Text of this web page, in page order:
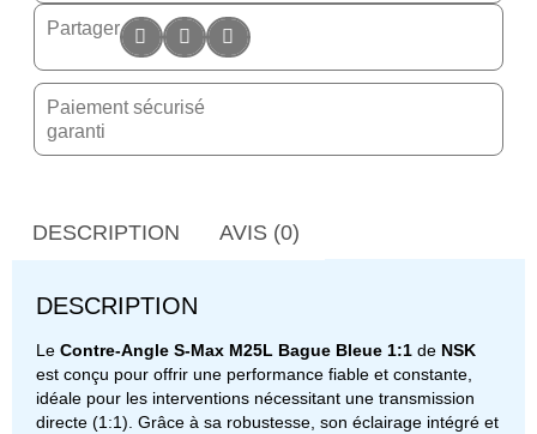
Partager
Paiement sécurisé
garanti
DESCRIPTION AVIS (0)
DESCRIPTION
Le Contre-Angle S-Max M25L Bague Bleue 1:1 de NSK
est conçu pour offrir une performance fiable et constante,
idéale pour les interventions nécessitant une transmission
directe (1:1). Grâce à sa robustesse, son éclairage intégré et